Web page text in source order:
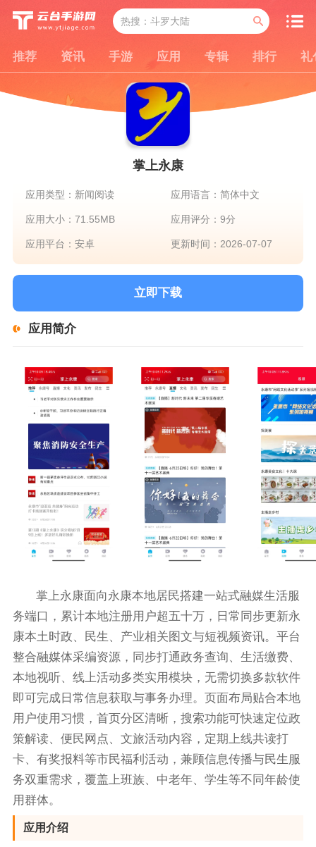
推荐 资讯 手游 应用 专辑 排行 礼
掌上永康
应用类型：新闻阅读 应用语言：简体中文
应用大小：71.55MB 应用评分：9分
应用平台：安卓 更新时间：2026-07-07
立即下载
应用简介
掌上永康面向永康本地居民搭建一站式融媒生活服
务端口，累计本地注册用户超五十万，日常同步更新永
康本土时政、民生、产业相关图文与短视频资讯。平台
整合融媒体采编资源，同步打通政务查询、生活缴费、
本地视听、线上活动多类实用模块，无需切换多款软件
即可完成日常信息获取与事务办理。页面布局贴合本地
用户使用习惯，首页分区清晰，搜索功能可快速定位政
策解读、便民网点、文旅活动内容，定期上线共读打
卡、有奖报料等市民福利活动，兼顾信息传播与民生服
务双重需求，覆盖上班族、中老年、学生等不同年龄使
用群体。
应用介绍